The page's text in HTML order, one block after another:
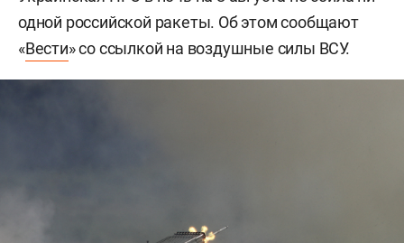
одной российской ракеты. Об этом сообщают
«Вести» со ссылкой на воздушные силы ВСУ.